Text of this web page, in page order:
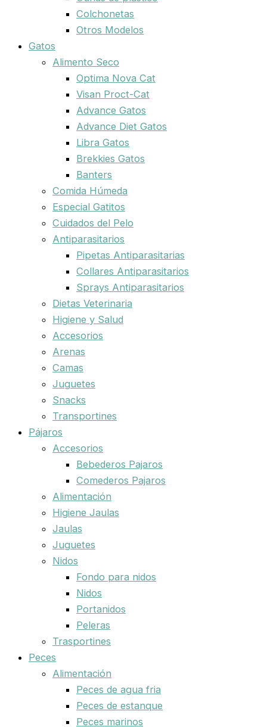
Colchonetas
Otros Modelos
Gatos
Alimento Seco
Optima Nova Cat
Visan Proct-Cat
Advance Gatos
Advance Diet Gatos
Libra Gatos
Brekkies Gatos
Banters
Comida Húmeda
Especial Gatitos
Cuidados del Pelo
Antiparasitarios
Pipetas Antiparasitarias
Collares Antiparasitarios
Sprays Antiparasitarios
Dietas Veterinaria
Higiene y Salud
Accesorios
Arenas
Camas
Juguetes
Snacks
Transportines
Pájaros
Accesorios
Bebederos Pajaros
Comederos Pajaros
Alimentación
Higiene Jaulas
Jaulas
Juguetes
Nidos
Fondo para nidos
Nidos
Portanidos
Peleras
Trasportines
Peces
Alimentación
Peces de agua fria
Peces de estanque
Peces marinos